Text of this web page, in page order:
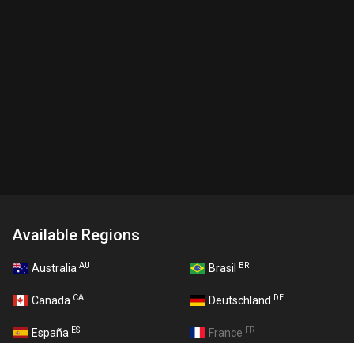
Available Regions
Australia AU Brasil BR
Canada CA Deutschland DE
España ES France FR